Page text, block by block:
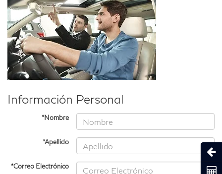
Información Personal
*Nombre
*Apellido
*Correo Electrónico